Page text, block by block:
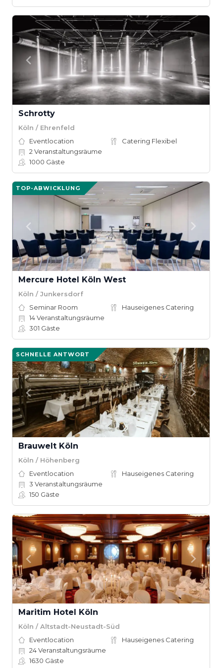
Schrotty
Köln / Ehrenfeld
Eventlocation
Catering Flexibel
2 Veranstaltungsräume
1000 Gäste
TOP-ABWICKLUNG
Mercure Hotel Köln West
Köln / Junkersdorf
Seminar Room
Hauseigenes Catering
14Veranstaltungsräume
301 Gäste
SCHNELLE ANTWORT
Brauwelt Köln
Köln / Höhenberg
Eventlocation
Hauseigenes Catering
3 Veranstaltungsräume
150 Gäste
Maritim Hotel Köln
Köln / Altstadt-Neustadt-Süd
Eventlocation
Hauseigenes Catering
24Veranstaltungsräume
1630 Gäste